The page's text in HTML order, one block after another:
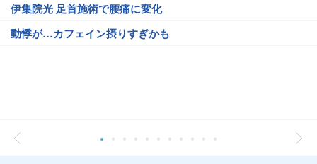
伊集院光 足首施術で腰痛に変化
動悸が…カフェイン摂りすぎかも